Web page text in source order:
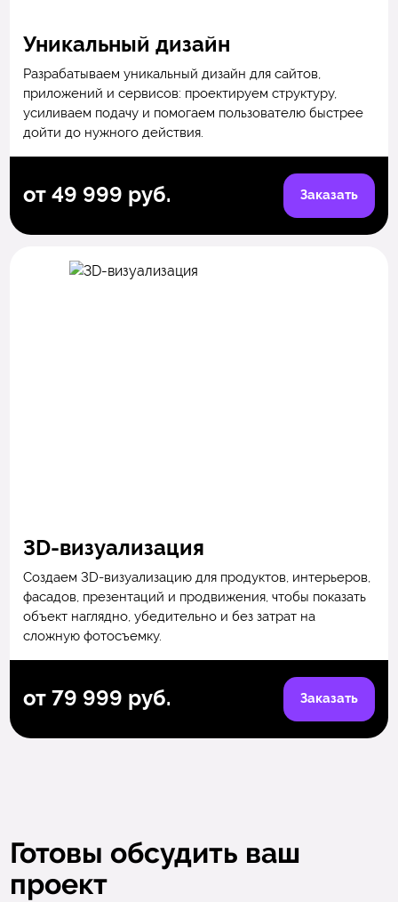
Уникальный дизайн
Разрабатываем уникальный дизайн для сайтов,
приложений и сервисов: проектируем структуру,
усиливаем подачу и помогаем пользователю быстрее
дойти до нужного действия.
от 49 999 руб. Заказать
3D-визуализация
Создаем 3D-визуализацию для продуктов, интерьеров,
фасадов, презентаций и продвижения, чтобы показать
объект наглядно, убедительно и без затрат на
сложную фотосъемку.
от 79 999 руб. Заказать
Готовы обсудить ваш
проект